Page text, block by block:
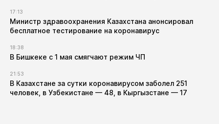
17:13
Министр здравоохранения Казахстана анонсировал
бесплатное тестирование на коронавирус
18:38
В Бишкеке с 1 мая смягчают режим ЧП
21:53
В Казахстане за сутки коронавирусом заболел 251
человек, в Узбекистане — 48, в Кыргызстане — 17